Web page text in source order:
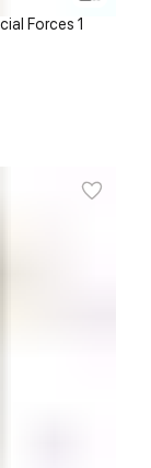
Forces 1